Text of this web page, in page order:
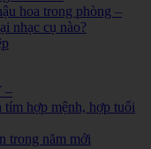
hoa trong phòng –
nhạc cụ nào?
–
tím hợp mệnh, hợp tuổi
trong năm mới